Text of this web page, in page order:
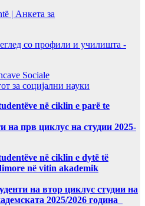
| Анкета за
со профили и училишта -
Sociale
социјални науки
në ciklin e parë te
на прв циклус на студии 2025-
në ciklin e dytë të
në vitin akademik
на втор циклус студии на
2025/2026 година